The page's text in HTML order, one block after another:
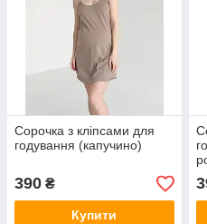
Сорочка з кліпсами для
годування (капучино)
390 ₴
Купити